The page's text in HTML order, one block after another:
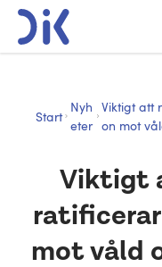
Start
Nyh
eter
Viktigt att
on mot
Viktigt
mot våld